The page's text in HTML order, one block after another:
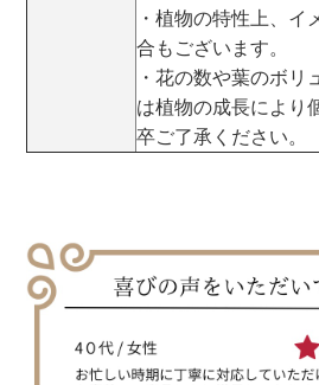
・植物の特性上、イ
合もございます。
・花の数や葉のボリ
は植物の成長により
卒ご了承ください。